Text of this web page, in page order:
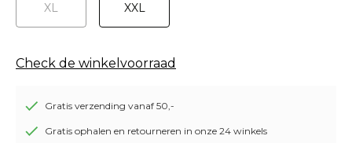
XL XXL
Check de winkelvoorraad
Gratis verzending vanaf 50,-
Gratis ophalen en retourneren in onze 24 winkels